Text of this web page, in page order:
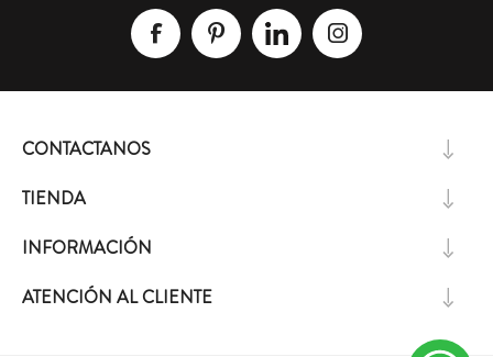
CONTACTANOS
TIENDA
INFORMACIÓN
ATENCIÓN AL CLIENTE